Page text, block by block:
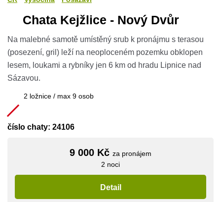
Chata Kejžlice - Nový Dvůr
Na malebné samotě umístěný srub k pronájmu s terasou
(posezení, gril) leží na neoploceném pozemku obklopen
lesem, loukami a rybníky jen 6 km od hradu Lipnice nad
Sázavou.
2 ložnice / max 9 osob
číslo chaty: 24106
9 000 Kč za pronájem
2 noci
Detail